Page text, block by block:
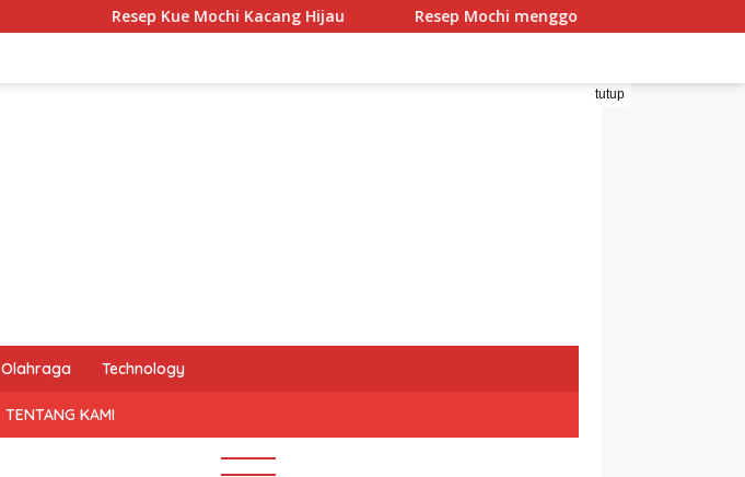
Resep Kue Mochi Kacang Hijau Resep Mochi menggo Resep Mochi Pandan
tutup
Olahraga Technology
TENTANG KAMI